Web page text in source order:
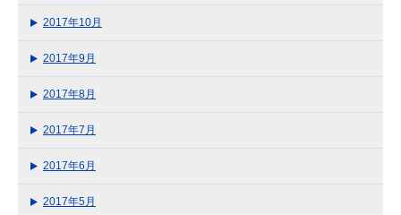
2017年10月
2017年9月
2017年8月
2017年7月
2017年6月
2017年5月